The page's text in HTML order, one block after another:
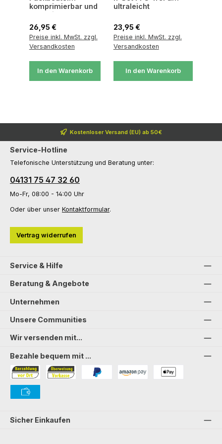
komprimierbar und
ultraleicht
Regulärer Preis:
26,95 €
Preise inkl. MwSt. zzgl.
Versandkosten
In den Warenkorb
ultraleicht
Regulärer Preis:
23,95 €
Preise inkl. MwSt. zzgl.
Versandkosten
In den Warenkorb
Kostenloser Versand (EU) ab 50€
Service-Hotline
Telefonische Unterstützung und Beratung unter:
04131 75 47 32 60
Mo-Fr, 08:00 - 14:00 Uhr
Oder über unser Kontaktformular.
Vertrag widerrufen
Service & Hilfe
Beratung & Angebote
Unternehmen
Unsere Communities
Wir versenden mit...
Bezahle bequem mit ...
Bezahlung in der Filiale
Sicher Einkaufen